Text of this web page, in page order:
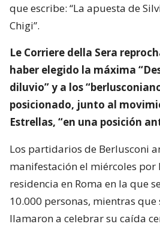
que escribe: “La apuesta de
Chigi”.
Le Corriere della Sera
haber elegido la máxima
diluvio” y a los
posicionado, junto al
Estrellas, “en una posición
Los partidarios de Berlusconi
manifestación el miércoles por
residencia en Roma en la que
10.000 personas, mientras que
llamaron a celebrar su caída